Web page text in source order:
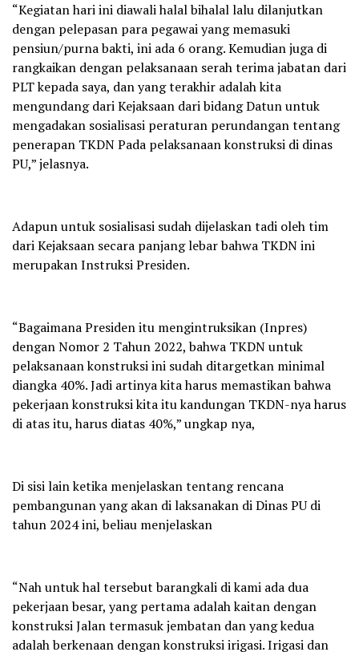
“Kegiatan hari ini diawali halal bihalal lalu dilanjutkan
dengan pelepasan para pegawai yang memasuki
pensiun/purna bakti, ini ada 6 orang. Kemudian juga di
rangkaikan dengan pelaksanaan serah terima jabatan dari
PLT kepada saya, dan yang terakhir adalah kita
mengundang dari Kejaksaan dari bidang Datun untuk
mengadakan sosialisasi peraturan perundangan tentang
penerapan TKDN Pada pelaksanaan konstruksi di dinas
PU,” jelasnya.
Adapun untuk sosialisasi sudah dijelaskan tadi oleh tim
dari Kejaksaan secara panjang lebar bahwa TKDN ini
merupakan Instruksi Presiden.
“Bagaimana Presiden itu mengintruksikan (Inpres)
dengan Nomor 2 Tahun 2022, bahwa TKDN untuk
pelaksanaan konstruksi ini sudah ditargetkan minimal
diangka 40%. Jadi artinya kita harus memastikan bahwa
pekerjaan konstruksi kita itu kandungan TKDN-nya harus
di atas itu, harus diatas 40%,” ungkap nya,
Di sisi lain ketika menjelaskan tentang rencana
pembangunan yang akan di laksanakan di Dinas PU di
tahun 2024 ini, beliau menjelaskan
“Nah untuk hal tersebut barangkali di kami ada dua
pekerjaan besar, yang pertama adalah kaitan dengan
konstruksi Jalan termasuk jembatan dan yang kedua
adalah berkenaan dengan konstruksi irigasi. Irigasi dan